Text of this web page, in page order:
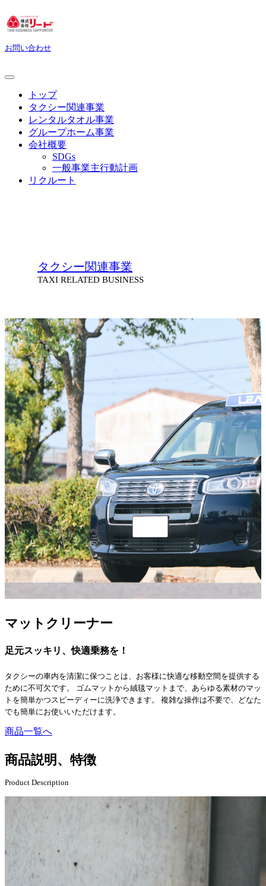
お問い合わせ
トップ
タクシー関連事業
レンタルタオル事業
グループホーム事業
会社概要
SDGs
一般事業主行動計画
リクルート
タクシー関連事業
TAXI RELATED BUSINESS
マットクリーナー
足元スッキリ、快適乗務を！
タクシーの車内を清潔に保つことは、お客様に快適な移動空間を提供する
ために不可欠です。 ゴムマットから絨毯マットまで、あらゆる素材のマッ
トを簡単かつスピーディーに洗浄できます。 複雑な操作は不要で、どなた
でも簡単にお使いいただけます。
商品一覧へ
商品説明、特徴
Product Description